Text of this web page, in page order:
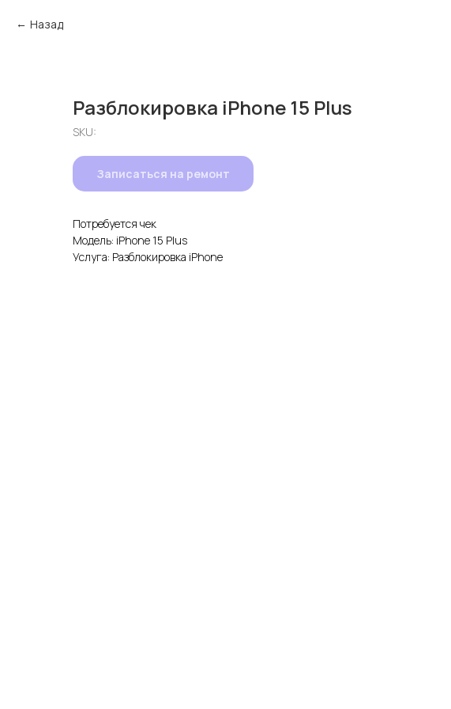
Назад
Разблокировка iPhone 15 Plus
SKU:
Записаться на ремонт
Потребуется чек
Модель: iPhone 15 Plus
Услуга: Разблокировка iPhone